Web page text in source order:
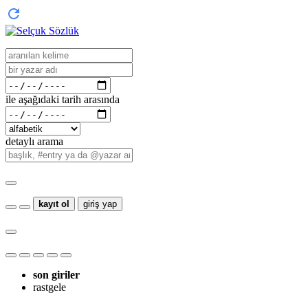
ile aşağıdaki tarih arasında
detaylı arama
kayıt ol giriş yap
son giriler
rastgele